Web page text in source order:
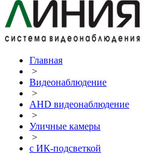
Главная
>
Видеонаблюдение
>
AHD видеонаблюдение
>
Уличные камеры
>
с ИК-подсветкой